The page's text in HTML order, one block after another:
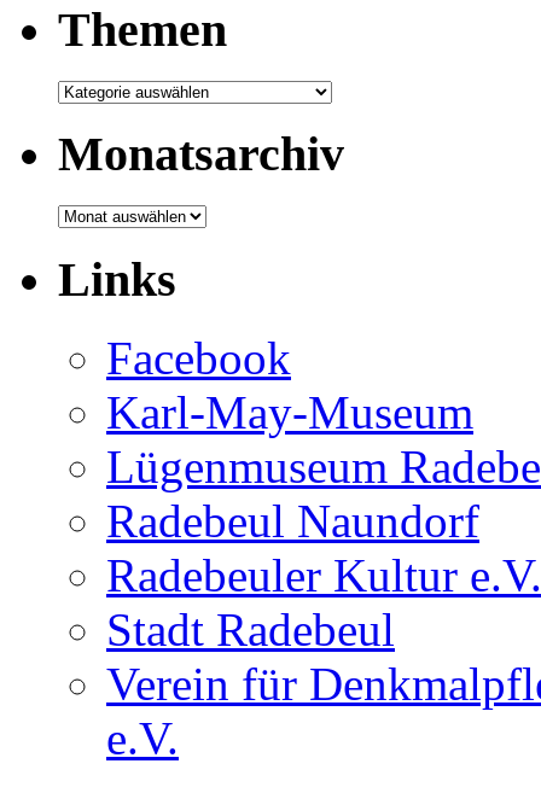
Themen
Themen
Monatsarchiv
Monatsarchiv
Links
Facebook
Karl-May-Museum
Lügenmuseum
Radebeul Naundorf
Radebeuler Kultur e.V.
Stadt Radebeul
Verein für
e.V.